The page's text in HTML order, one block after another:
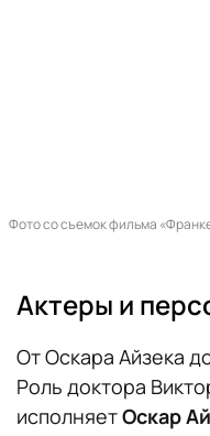
Фото со съемок фильма
Актеры и
От Оскара Айзека
Роль доктора
исполняетОскар